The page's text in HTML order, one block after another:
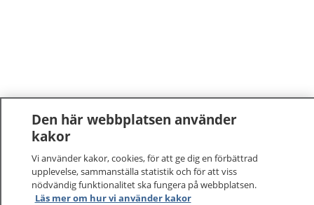
Den här webbplatsen använder
kakor
Vi använder kakor, cookies, för att ge dig en förbättrad
upplevelse, sammanställa statistik och för att viss
nödvändig funktionalitet ska fungera på webbplatsen.
Läs mer om hur vi använder kakor